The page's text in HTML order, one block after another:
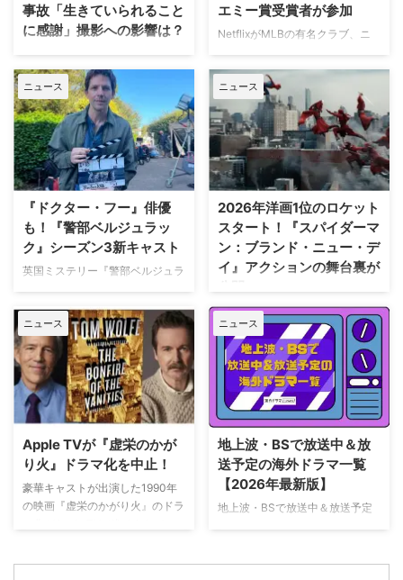
事故「生きていられること
に感謝」撮影への影響は？
人気Netflixドラマ『エミリー、パ
リへ行く』第6シーズンに出演す
るイギリス人女優のミニー・ドラ
イヴァーが、フランスでの撮影休
止期間中に深刻な自動車事故に遭
っていたことが分かった。 生き
ていられることに心から感謝 ミ
ニーは過去8週間にわたり、
と題した動画シリーズを投稿。最
終シーズンの撮影で滞在していた
パリでの日常をファンに届けてい
た。しかし8月6日（木）早朝、
公開。「パリの最新情報だけど、
実はロンドンに戻っ …
エミー賞受賞者が参加
NetflixがMLBの有名クラブ、ニ
した新作ドラマシリーズの開発を
進めている。米Varietyが報じ
た。 『オザークへようこそ』ジ
ェイソン・ベイトマンも関与
Netflixは、今年3月のMLB開幕戦
をライヴ配信したのを皮切りに、
7月のホームランダービーもリリ
ースするなど、MLBとの関係性
を深めている。この協力関係は
2028年まで続く予定だ。今月中
旬に行われるフィールド・オブ・
ドリームス（映画『フィールド・
たアイオワ州のとうもろこし畑の
中にある球 …
ニュース
『ドクター・フー』俳優
も！『警部ベルジュラッ
ク』シーズン3新キャスト
英国ミステリー『警部ベルジュラ
ている。また、4人のキャストが
新たに加わることも明らかになっ
た。英BBCなど複数のメディアが
伝えている。 これまでで最も衝
撃的な事件に巻き込まれるベルジ
ュラック 1981年から1991年にか
けて英BBCで放送されたジョン・
『Bergerac（原題）』をリブー
トした本作。イギリス海峡に浮か
ぶジャージー島を舞台に、警部の
ジム・ベルジュラックが事件に挑
ニュース
2026年洋画1位のロケット
スタート！『スパイダーマ
ン：ブランド・ニュー・デ
イ』アクションの舞台裏が
トム・ホランド演じるスパイダー
マンの新たな物語を描く映画『ス
パイダーマン：ブランド・ニュ
ー・デイ』が大ヒット上映中だ。
公開初日の興行収入は5億6,000
万円を超え、2026年公開の洋画
ナンバーワンを記録。このたび、
主演のトム・ホランド自らが臨場
感あふれるアクションシーン撮影
の裏側を明かす特別映像が公開さ
れた。 世界中で大ヒットを記
録！ 映画史に残る快挙を達成 ソ
ー＝スパイダーマンの新たなる物
ニュース
Apple TVが『虚栄のかが
り火』ドラマ化を中止！
豪華キャストが出演した1990年
の映画『虚栄のかがり火』のドラ
ニュース
地上波・BSで放送中＆放
送予定の海外ドラマ一覧
【2026年最新版】
地上波・BSで放送中＆放送予定
中＆放送予定の海外ドラマ 海外